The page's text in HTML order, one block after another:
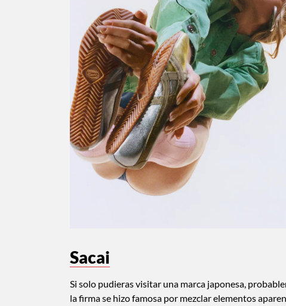
Sacai
Si solo pudieras visitar una marca japonesa,
la firma se hizo famosa por mezclar elementos